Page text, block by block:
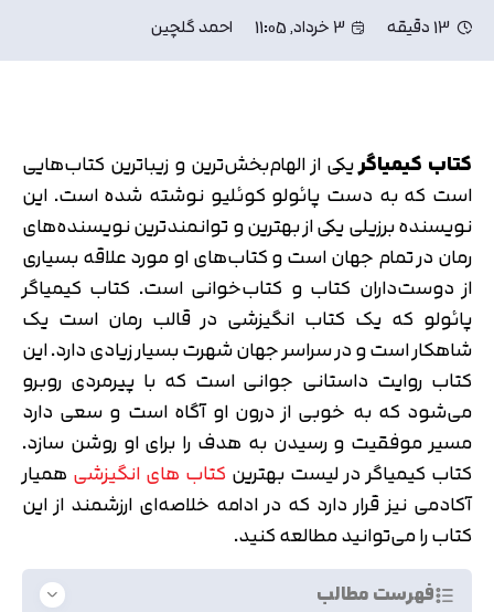
13 دقیقه 3 خرداد, 11:05 احمد گلچین
کتاب کیمیاگریکی از الهام‌بخش‌ترین و زیباترین کتاب‌هایی
است که به دست پائولو کوئلیو نوشته شده است. این
نویسنده برزیلی یکی از بهترین و توانمندترین نویسنده‌های
رمان در تمام جهان است و کتاب‌های او مورد علاقه بسیاری
از دوست‌داران کتاب و کتاب‌خوانی است. کتاب کیمیاگر
پائولو که یک کتاب انگیزشی در قالب رمان است یک
شاهکار است و در سراسر جهان شهرت بسیار زیادی دارد. این
کتاب روایت داستانی جوانی است که با پیرمردی روبرو
می‌شود که به خوبی از درون او آگاه است و سعی دارد
مسیر موفقیت و رسیدن به هدف را برای او روشن سازد.
کتاب کیمیاگر در لیست بهترین کتاب های انگیزشی همیار
آکادمی نیز قرار دارد که در ادامه خلاصه‌ای ارزشمند از این
کتاب را می‌توانید مطالعه کنید.
فهرست مطالب